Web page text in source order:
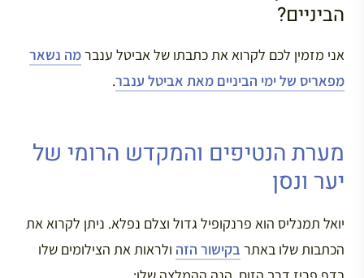
הביניים?
אני מזמין לכם לקרוא את כתבתו של אביטל ענברמה נשאר
מפאריס של ימי הביניים מאת אביטל ענבר.
מערת הנטיפים והמקדש הרומי של
יער ונסן
יואל תמנליס הוא פרנקופיל גדול וצלם נפלא. ניתן לקרוא את
הכתבות שלו באתר בקישור הזה ולראות את הצילומים שלו